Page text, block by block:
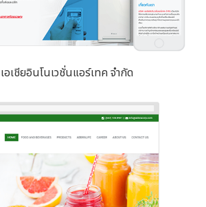
อเชียอินโนเวชั่นแอร์เทค จำกัด